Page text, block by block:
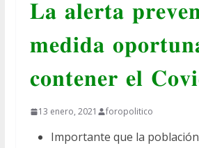
𝐋𝐚 𝐚𝐥𝐞𝐫𝐭𝐚
𝐦𝐞𝐝𝐢𝐝𝐚
𝐜𝐨𝐧𝐭𝐞𝐧𝐞𝐫 𝐞𝐥
13 enero, 2021 foropolitico
Importante que la